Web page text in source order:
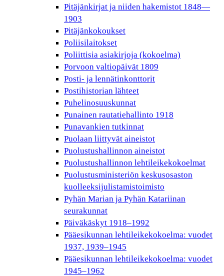
Pitäjänkirjat ja niiden hakemistot 1848—
1903
Pitäjänkokoukset
Poliisilaitokset
Poliittisia asiakirjoja (kokoelma)
Porvoon valtiopäivät 1809
Posti- ja lennätinkonttorit
Postihistorian lähteet
Puhelinosuuskunnat
Punainen rautatiehallinto 1918
Punavankien tutkinnat
Puolaan liittyvät aineistot
Puolustushallinnon aineistot
Puolustushallinnon lehtileikekokoelmat
Puolustusministeriön keskusosaston
kuolleeksijulistamistoimisto
Pyhän Marian ja Pyhän Katariinan
seurakunnat
Päiväkäskyt 1918–1992
Pääesikunnan lehtileikekokoelma: vuodet
1937, 1939–1945
Pääesikunnan lehtileikekokoelma: vuodet
1945–1962